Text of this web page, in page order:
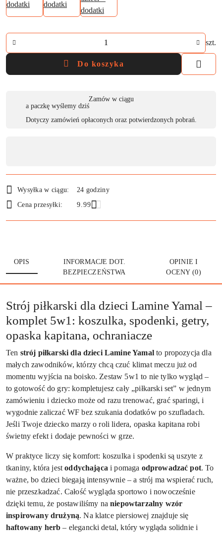
Ilość
szt.
Do koszyka
płatność
Zamów w ciągu
a paczkę wyślemy dziś
Dotyczy zamówień opłaconych oraz potwierdzonych pobrań.
Wysyłka w ciągu:
24 godziny
Cena przesyłki:
9.99
OPIS
INFORMACJE DOT.
BEZPIECZEŃSTWA
OPINIE I
OCENY (0)
Strój piłkarski dla dzieci Lamine Yamal –
komplet 5w1: koszulka, spodenki, getry,
opaska kapitana, ochraniacze
Ten strój piłkarski dla dzieci Lamine Yamalto propozycja dla
małych zawodników, którzy chcą czuć klimat meczu już od
momentu wyjścia na boisko. Zestaw 5w1 to nie tylko wygląd –
to gotowość do gry: kompletujesz cały „piłkarski set” w jednym
zamówieniu i dziecko może od razu trenować, grać sparingi, i
wygodnie zaliczać WF bez szukania dodatków po szufladach.
Jeśli Twoje dziecko marzy o roli lidera, opaska kapitana robi
świetny efekt i dodaje pewności w grze.
W praktyce liczy się komfort: koszulka i spodenki są uszyte z
tkaniny, która jestoddychająca i pomaga odprowadzać pot. To
ważne, bo dzieci biegają intensywnie – a strój ma wspierać ruch,
nie przeszkadzać. Całość wygląda sportowo i nowocześnie
dzięki temu, że postawiliśmy naniepowtarzalny wzór
inspirowany drużyną. Na klatce piersiowej znajduje się
haftowany herb – elegancki detal, który wygląda solidnie i